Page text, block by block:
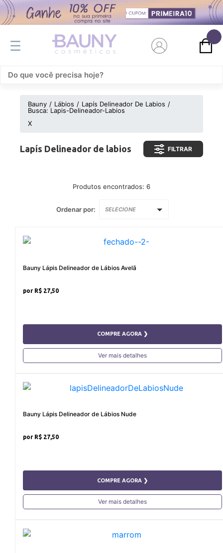
Bauny Lábios
Lapís Delineador De Labios
Busca: Lapis-Delineador-Labios
X
Lapís Delineador de labios FILTRAR
Produtos encontrados: 6
Ordenar por: SELECIONE
Bauny Lápis Delineador de Lábios Avelã
R$ 27,50
COMPRE AGORA ❯
Ver mais detalhes
Bauny Lápis Delineador de Lábios Nude
R$ 27,50
COMPRE AGORA ❯
Ver mais detalhes